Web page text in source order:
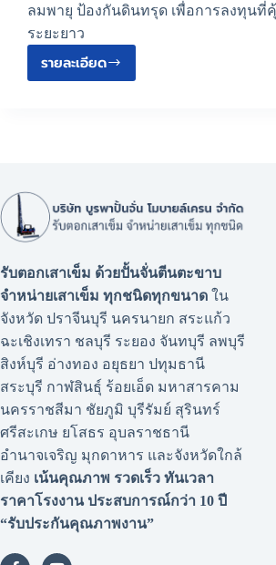
ลมพายุ ป้องกันดินทรุด เพื่อการลงทุนที่
ระยะยาว
รายละเอียด
รับตอกเสาเข็ม ด้วยปั้นจั่นตีนตะขาบ
จำหน่ายเสาเข็ม ทุกชนิดทุกขนาด ใน
จังหวัด ปราจีนบุรี นครนายก สระแก้ว
ฉะเชิงเทรา ชลบุรี ระยอง จันทบุรี ลพบุรี
สิงห์บุรี อ่างทอง อยุธยา ปทุมธานี
สระบุรี กาฬสินธุ์ ร้อยเอ็ด มหาสารคาม
นครราชสีมา ชัยภูมิ บุรีรัมย์ สุรินทร์
ศรีสะเกษ ยโสธร อุบลราชธานี
อำนาจเจริญ มุกดาหาร และจังหวัดใกล้
เคียง เน้นคุณภาพ รวดเร็ว ทันเวลา
ราคาโรงงาน ประสบการณ์กว่า 10 ปี
“รับประกันคุณภาพงาน”